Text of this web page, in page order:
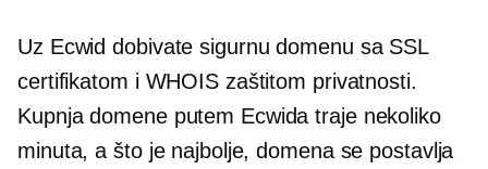
Uz Ecwid dobivate sigurnu domenu sa SSL
certifikatom i WHOIS zaštitom privatnosti.
Kupnja domene putem Ecwida traje nekoliko
minuta, a što je najbolje, domena se postavlja